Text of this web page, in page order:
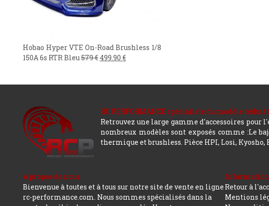
Hobao Hyper VTE On-Road Brushless 1/8
150A 6s RTR Bleu579€ 499.90 €
RC PERFORMANCE spécialiste du modèle réduit
Retrouvez une large gamme d'accessoires pour
nombreux modèles sont exposés comme :Le
thermique et brushless. Pièce HPI, Losi, Kyosho,
A propos de nous
Bienvenue à toutes et à tous sur notre site de vente en ligne
rc-performance.com. Nous sommes spécialisés dans la
Retour à
Mentions